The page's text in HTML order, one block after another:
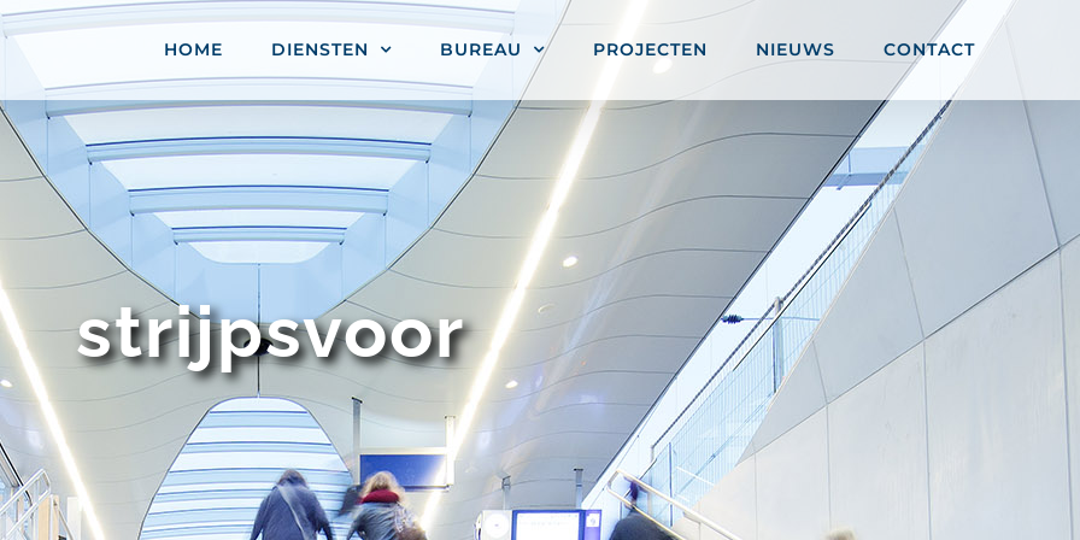
HOME DIENSTEN BUREAU PROJECTEN NIEUWS CONTACT
strijpsvoor